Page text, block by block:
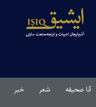
آنا صحیفه شعر خبر